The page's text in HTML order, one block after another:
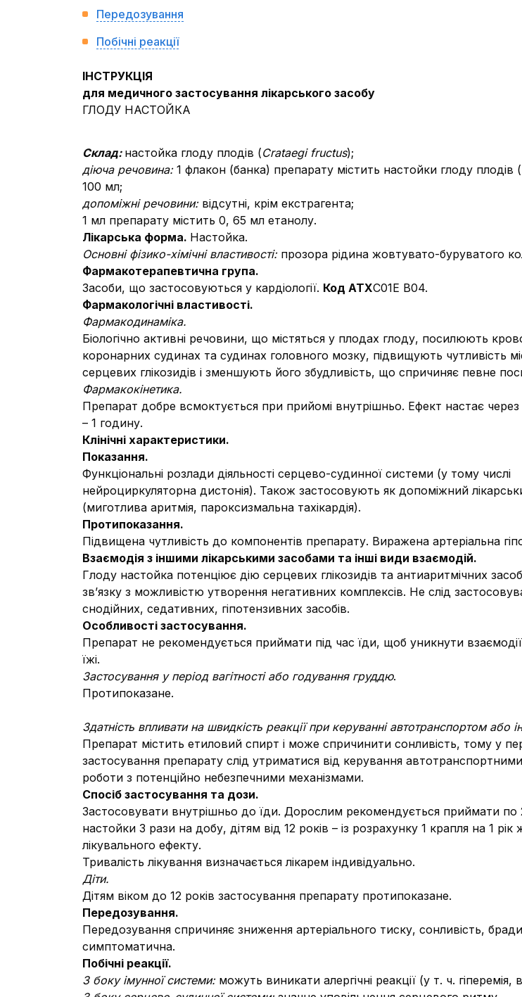
Передозування
Побічні реакції
ІНСТРУКЦІЯ
для медичного застосування лікарського засобу
ГЛОДУ НАСТОЙКА
Склад: настойка глоду плодів (Сrataegi fructus);
діюча речовина: 1 флакон (банка) препарату містить настойки глоду плодів (
100 мл;
допоміжні речовини: відсутні, крім екстрагента;
1 мл препарату містить 0, 65 мл етанолу.
Лікарська форма. Настойка.
Основні фізико-хімічні властивості: прозора рідина жовтувато-буруватого
Фармакотерапевтична група.
Засоби, що застосовуються у кардіології. Код АТХС01Е В04.
Фармакологічні властивості.
Фармакодинаміка.
Біологічно активні речовини, що містяться у плодах глоду, посилюють
коронарних судинах та судинах головного мозку, підвищують чутливість
серцевих глікозидів і зменшують його збудливість, що спричиняє певне
Фармакокінетика.
Препарат добре всмоктується при прийомі внутрішньо. Ефект настає
– 1 годину.
Клінічні характеристики.
Показання.
Функціональні розлади діяльності серцево-судинної системи (у тому числі
нейроциркуляторна дистонія). Також застосовують як допоміжний
(миготлива аритмія, пароксизмальна тахікардія).
Протипоказання.
Підвищена чутливість до компонентів препарату. Виражена артеріальна
Взаємодія з іншими лікарськими засобами та інші види взаємодій.
Глоду настойка потенціює дію серцевих глікозидів та антиаритмічних
зв’язку з можливістю утворення негативних комплексів. Не слід
снодійних, седативних, гіпотензивних засобів.
Особливості застосування.
Препарат не рекомендується приймати під час їди, щоб уникнути
їжі.
Застосування у період вагітності або годування груддю.
Протипоказане.
Здатність впливати на швидкість реакції при керуванні автотранспортом або
Препарат містить етиловий спирт і може спричинити сонливість, тому у
застосування препарату слід утриматися від керування
роботи з потенційно небезпечними механізмами.
Спосіб застосування та дози.
Застосовувати внутрішньо до їди. Дорослим рекомендується приймати по
настойки 3 рази на добу, дітям від 12 років – із розрахунку 1 крапля на 1
лікувального ефекту.
Тривалість лікування визначається лікарем індивідуально.
Діти.
Дітям віком до 12 років застосування препарату протипоказане.
Передозування.
Передозування спричиняє зниження артеріального тиску, сонливість,
симптоматична.
Побічні реакції.
З боку імунної системи: можуть виникати алергічні реакції (у т. ч.